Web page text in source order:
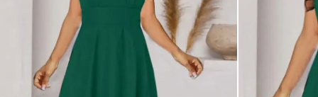
KOMBINEZONY
DÓŁ DAMSKIE